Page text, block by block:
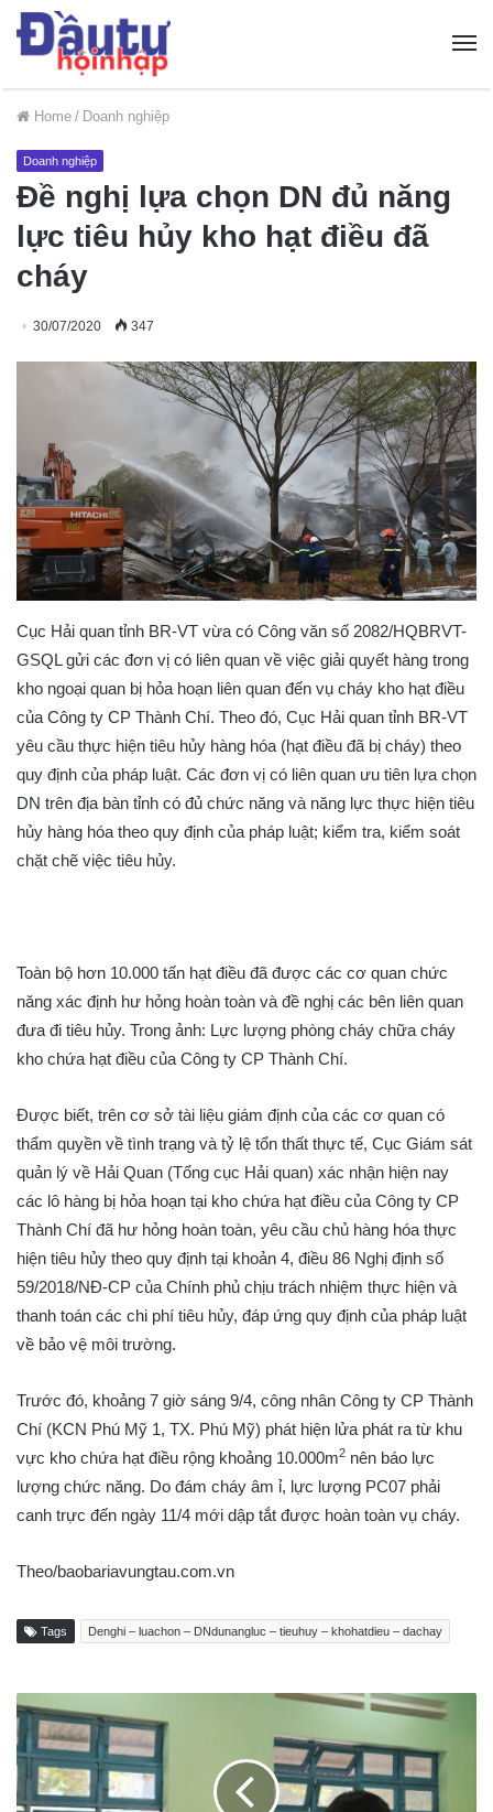
Home / Doanh nghiệp
Doanh nghiệp
Đề nghị lựa chọn DN đủ năng
lực tiêu hủy kho hạt điều đã
cháy
30/07/2020 347
Cục Hải quan tỉnh BR-VT vừa có Công văn số 2082/HQBRVT-
GSQL gửi các đơn vị có liên quan về việc giải quyết hàng trong
kho ngoại quan bị hỏa hoạn liên quan đến vụ cháy kho hạt điều
của Công ty CP Thành Chí. Theo đó, Cục Hải quan tỉnh BR-VT
yêu cầu thực hiện tiêu hủy hàng hóa (hạt điều đã bị cháy) theo
quy định của pháp luật. Các đơn vị có liên quan ưu tiên lựa chọn
DN trên địa bàn tỉnh có đủ chức năng và năng lực thực hiện tiêu
hủy hàng hóa theo quy định của pháp luật; kiểm tra, kiểm soát
chặt chẽ việc tiêu hủy.
Toàn bộ hơn 10.000 tấn hạt điều đã được các cơ quan chức
năng xác định hư hỏng hoàn toàn và đề nghị các bên liên quan
đưa đi tiêu hủy. Trong ảnh: Lực lượng phòng cháy chữa cháy
kho chứa hạt điều của Công ty CP Thành Chí.
Được biết, trên cơ sở tài liệu giám định của các cơ quan có
thẩm quyền về tình trạng và tỷ lệ tổn thất thực tế, Cục Giám sát
quản lý về Hải Quan (Tổng cục Hải quan) xác nhận hiện nay
các lô hàng bị hỏa hoạn tại kho chứa hạt điều của Công ty CP
Thành Chí đã hư hỏng hoàn toàn, yêu cầu chủ hàng hóa thực
hiện tiêu hủy theo quy định tại khoản 4, điều 86 Nghị định số
59/2018/NĐ-CP của Chính phủ chịu trách nhiệm thực hiện và
thanh toán các chi phí tiêu hủy, đáp ứng quy định của pháp luật
về bảo vệ môi trường.
Trước đó, khoảng 7 giờ sáng 9/4, công nhân Công ty CP Thành
Chí (KCN Phú Mỹ 1, TX. Phú Mỹ) phát hiện lửa phát ra từ khu
vực kho chứa hạt điều rộng khoảng 10.000m2 nên báo lực
lượng chức năng. Do đám cháy âm ỉ, lực lượng PC07 phải
canh trực đến ngày 11/4 mới dập tắt được hoàn toàn vụ cháy.
Theo/baobariavungtau.com.vn
Tags Denghi – luachon – DNdunangluc – tieuhuy – khohatdieu – dachay